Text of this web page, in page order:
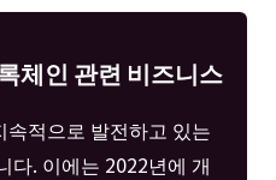
체인 관련 비즈니스
적으로 발전하고 있는
다. 이에는 2022년에 개